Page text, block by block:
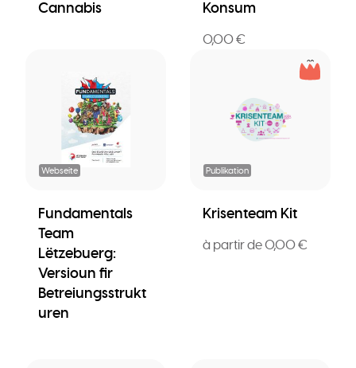
Cannabis
Konsum
0,00 €
Webseite
Fundamentals
Team
Lëtzebuerg:
Versioun fir
Betreiungsstrukt
uren
Publikation
Krisenteam Kit
à partir de 0,00 €